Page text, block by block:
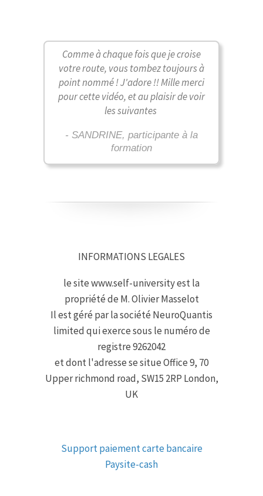
Comme à chaque fois que je croise
votre route, vous tombez toujours à
point nommé ! J'adore !! Mille merci
pour cette vidéo, et au plaisir de voir
les suivantes
- SANDRINE, participante à la
formation
INFORMATIONS LEGALES
le site www.self-university est la
propriété de M. Olivier Masselot
Il est géré par la société NeuroQuantis
limited qui exerce sous le numéro de
registre 9262042
et dont l'adresse se situe Office 9, 70
Upper richmond road, SW15 2RP London,
UK
Support paiement carte bancaire
Paysite-cash